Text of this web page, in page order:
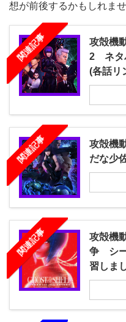
想が前後するかもしれませ
関連記事
攻殻機
2 ネタ
(各話リ
関連記事
攻殻機
だな少
関連記事
攻殻機
争 シー
習しま